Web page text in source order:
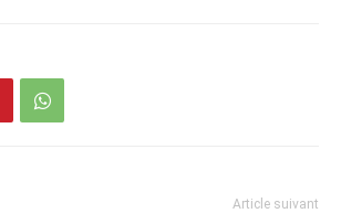
Article suivant